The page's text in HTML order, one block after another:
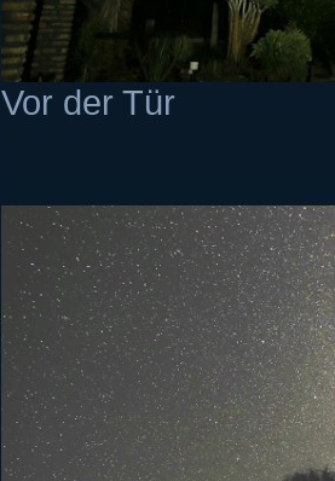
Vor der Tür